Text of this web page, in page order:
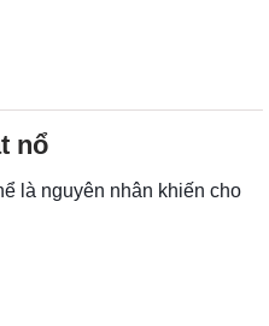
nổ
là nguyên nhân khiến cho